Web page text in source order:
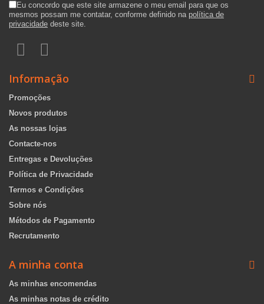
Eu concordo que este site armazene o meu email para que os
mesmos possam me contatar, conforme definido na política de
privacidade deste site.
Informação
Promoções
Novos produtos
As nossas lojas
Contacte-nos
Entregas e Devoluções
Política de Privacidade
Termos e Condições
Sobre nós
Métodos de Pagamento
Recrutamento
A minha conta
As minhas encomendas
As minhas notas de crédito